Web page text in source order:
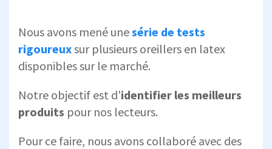
Nous avons mené unesérie de tests
rigoureuxsur plusieurs oreillers en latex
disponibles sur le marché.
Notre objectif est d'identifier les meilleurs
produits pour nos lecteurs.
Pour ce faire, nous avons collaboré avec des